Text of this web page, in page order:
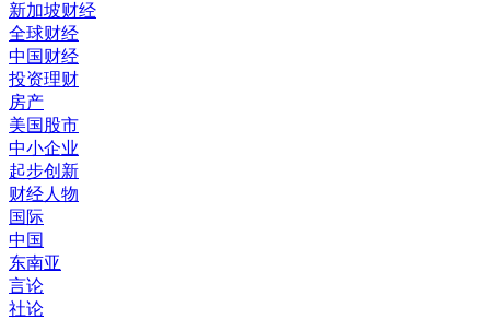
新加坡财经
全球财经
中国财经
投资理财
房产
美国股市
中小企业
起步创新
财经人物
国际
中国
东南亚
言论
社论